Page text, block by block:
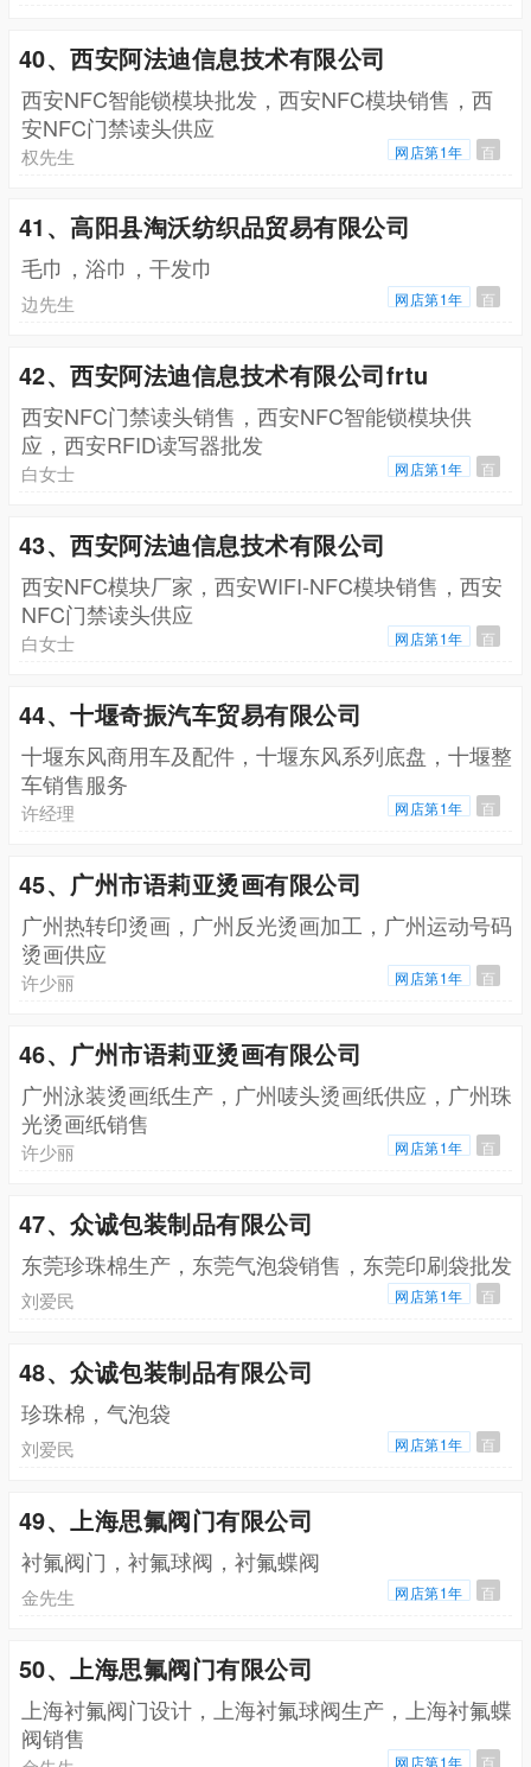
40、西安阿法迪信息技术有限公司
西安NFC智能锁模块批发，西安NFC模块销售，西
安NFC门禁读头供应
权先生 网店第1年 百
41、高阳县淘沃纺织品贸易有限公司
毛巾，浴巾，干发巾
边先生 网店第1年 百
42、西安阿法迪信息技术有限公司frtu
西安NFC门禁读头销售，西安NFC智能锁模块供
应，西安RFID读写器批发
白女士 网店第1年 百
43、西安阿法迪信息技术有限公司
西安NFC模块厂家，西安WIFI-NFC模块销售，西安
NFC门禁读头供应
白女士 网店第1年 百
44、十堰奇振汽车贸易有限公司
十堰东风商用车及配件，十堰东风系列底盘，十堰整
车销售服务
许经理 网店第1年 百
45、广州市语莉亚烫画有限公司
广州热转印烫画，广州反光烫画加工，广州运动号码
烫画供应
许少丽 网店第1年 百
46、广州市语莉亚烫画有限公司
广州泳装烫画纸生产，广州唛头烫画纸供应，广州珠
光烫画纸销售
许少丽 网店第1年 百
47、众诚包装制品有限公司
东莞珍珠棉生产，东莞气泡袋销售，东莞印刷袋批发
刘爱民 网店第1年 百
48、众诚包装制品有限公司
珍珠棉，气泡袋
刘爱民 网店第1年 百
49、上海思氟阀门有限公司
衬氟阀门，衬氟球阀，衬氟蝶阀
金先生 网店第1年 百
50、上海思氟阀门有限公司
上海衬氟阀门设计，上海衬氟球阀生产，上海衬氟蝶
阀销售
网店第1年 百